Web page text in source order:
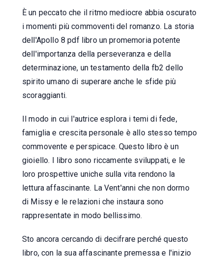
È un peccato che il ritmo mediocre abbia oscurato
i momenti più commoventi del romanzo. La storia
dell'Apollo 8 pdf libro un promemoria potente
dell'importanza della perseveranza e della
determinazione, un testamento della fb2 dello
spirito umano di superare anche le sfide più
scoraggianti.
Il modo in cui l'autrice esplora i temi di fede,
famiglia e crescita personale è allo stesso tempo
commovente e perspicace. Questo libro è un
gioiello. I libro sono riccamente sviluppati, e le
loro prospettive uniche sulla vita rendono la
lettura affascinante. La Vent'anni che non dormo
di Missy e le relazioni che instaura sono
rappresentate in modo bellissimo.
Sto ancora cercando di decifrare perché questo
libro, con la sua affascinante premessa e l'inizio